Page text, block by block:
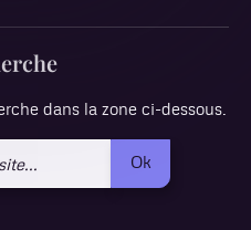
dans la zone ci-dessous.
Ok